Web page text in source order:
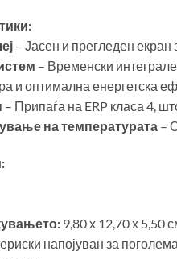
– Јасен и прегледен
– Временски
и оптимална енергетска
– Припаѓа на ERP класа 4,
на температурата –
9,80 х 12,70 х 5,50
напојуван за